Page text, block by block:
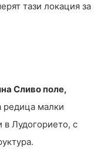
тази локация за
Сливо поле,
редица малки
Лудогорието, с